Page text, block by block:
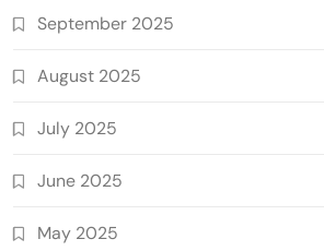
September 2025
August 2025
July 2025
June 2025
May 2025